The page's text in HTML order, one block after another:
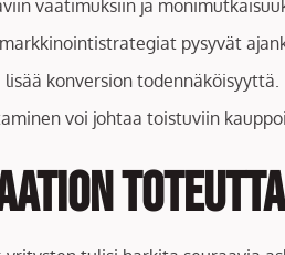
vaatimuksiin ja
pysyvät
konversion todennäköisyyttä.
voi johtaa toistuviin